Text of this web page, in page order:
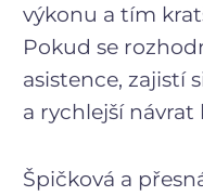
výkonu a tím
Pokud se
asistence, zajistí
a rychlejší návrat
Špičková a